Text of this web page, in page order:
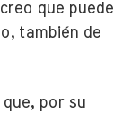
que puede
también de
por su